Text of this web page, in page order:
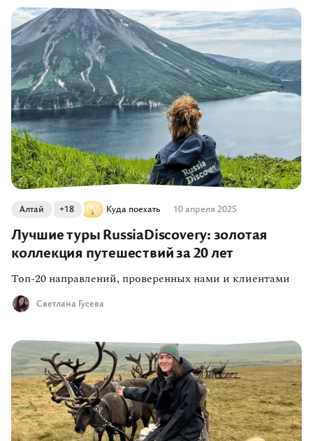
Куда поехать
+18
Алтай 10 апреля 2025
Лучшие туры RussiaDiscovery: золотая
коллекция путешествий за 20 лет
Топ-20 направлений, проверенных нами и клиентами
Светлана Гусева